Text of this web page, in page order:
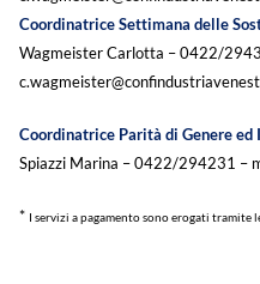
Coordinatrice Settimana delle
Wagmeister Carlotta – 0422/
Coordinatrice Parità di Genere ed
Spiazzi Marina – 0422/294231 –
* I servizi a pagamento sono erogati tramite